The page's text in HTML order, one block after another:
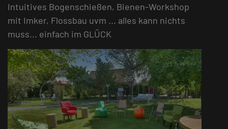
Intuitives Bogenschießen, Bienen-Workshop
mit Imker, Flossbau uvm ... alles kann nichts
muss... einfach im GLÜCK